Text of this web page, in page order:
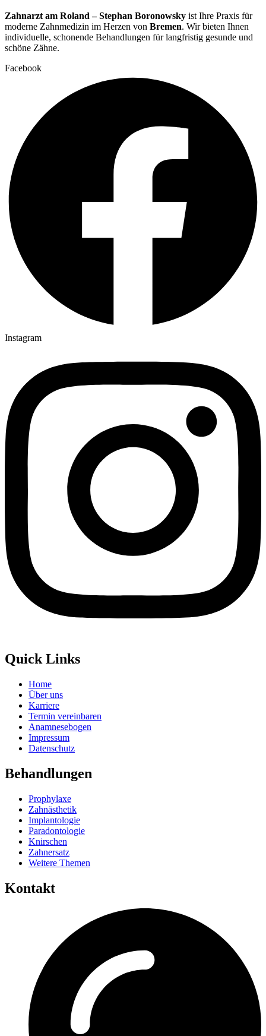
Zahnarzt am Roland – Stephan Boronowsky ist Ihre Praxis für
moderne Zahnmedizin im Herzen von Bremen. Wir bieten Ihnen
individuelle, schonende Behandlungen für langfristig gesunde und
schöne Zähne.
Facebook
Instagram
Quick Links
Home
Über uns
Karriere
Termin vereinbaren
Anamnesebogen
Impressum
Datenschutz
Behandlungen
Prophylaxe
Zahnästhetik
Implantologie
Paradontologie
Knirschen
Zahnersatz
Weitere Themen
Kontakt